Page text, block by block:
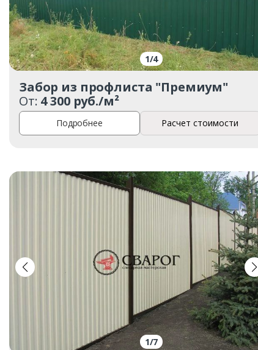
1/4
Забор из профлиста "Премиум"
От: 4 300 руб./м²
Подробнее Расчет стоимости
1/7